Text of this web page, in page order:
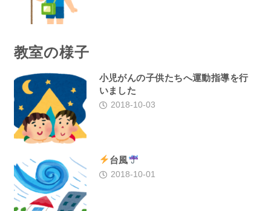
教室の様子
小児がんの子供たちへ運動指導を行
いました
2018-10-03
台風
2018-10-01